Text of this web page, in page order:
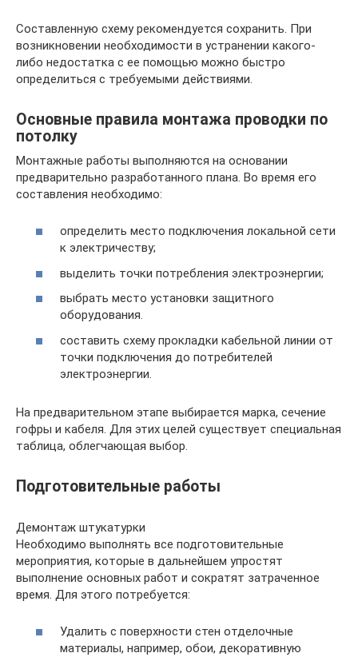
Составленную схему рекомендуется сохранить. При
возникновении необходимости в устранении какого-
либо недостатка с ее помощью можно быстро
определиться с требуемыми действиями.
Основные правила монтажа проводки по
потолку
Монтажные работы выполняются на основании
предварительно разработанного плана. Во время его
составления необходимо:
определить место подключения локальной сети
к электричеству;
выделить точки потребления электроэнергии;
выбрать место установки защитного
оборудования.
составить схему прокладки кабельной линии от
точки подключения до потребителей
электроэнергии.
На предварительном этапе выбирается марка, сечение
гофры и кабеля. Для этих целей существует специальная
таблица, облегчающая выбор.
Подготовительные работы
Демонтаж штукатурки
Необходимо выполнять все подготовительные
мероприятия, которые в дальнейшем упростят
выполнение основных работ и сократят затраченное
время. Для этого потребуется:
Удалить с поверхности стен отделочные
материалы, например, обои, декоративную